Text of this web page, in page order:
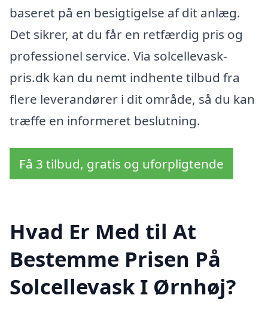
baseret på en besigtigelse af dit anlæg.
Det sikrer, at du får en retfærdig pris og
professionel service. Via solcellevask-
pris.dk kan du nemt indhente tilbud fra
flere leverandører i dit område, så du kan
træffe en informeret beslutning.
Få 3 tilbud, gratis og uforpligtende
Hvad Er Med til At
Bestemme Prisen På
Solcellevask I Ørnhøj?